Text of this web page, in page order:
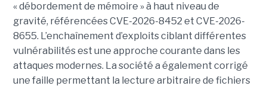
« débordement de mémoire » à haut niveau de
gravité, référencées CVE-2026-8452 et CVE-2026-
8655. L’enchaînement d’exploits ciblant différentes
vulnérabilités est une approche courante dans les
attaques modernes. La société a également corrigé
une faille permettant la lecture arbitraire de fichiers